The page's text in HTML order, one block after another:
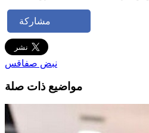
مشاركة
نبض صفاقس
مواضيع ذات صلة